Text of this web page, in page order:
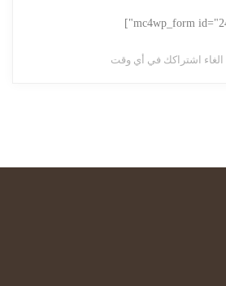
الغاء اشتراكك في أي وقت